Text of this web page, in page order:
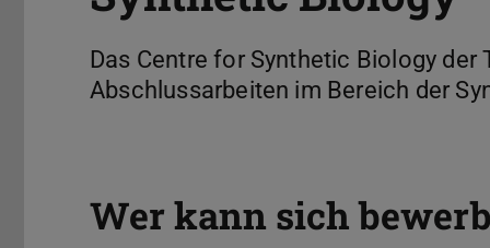
Das Centre for Synthetic Biology
Abschlussarbeiten im Bereich der
Wer kann sich